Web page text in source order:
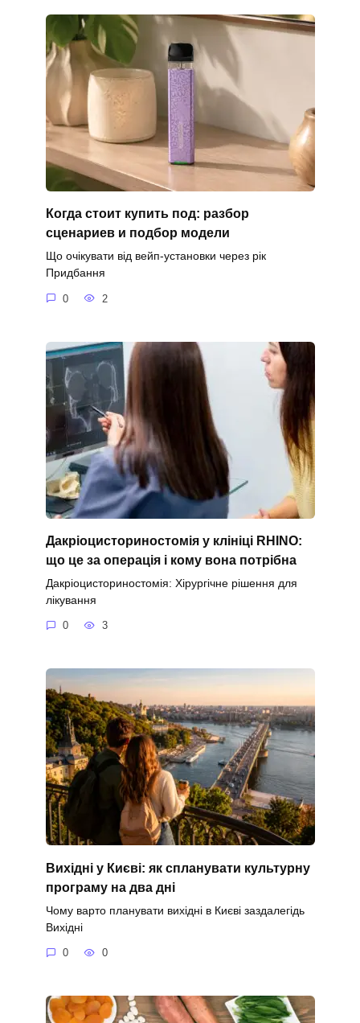
Когда стоит купить под: разбор
сценариев и подбор модели
Що очікувати від вейп-установки через рік
Придбання
0 2
Дакріоцисториностомія у клініці RHINO:
що це за операція і кому вона потрібна
Дакріоцисториностомія: Хірургічне рішення для
лікування
0 3
Вихідні у Києві: як спланувати культурну
програму на два дні
Чому варто планувати вихідні в Києві заздалегідь
Вихідні
0 0